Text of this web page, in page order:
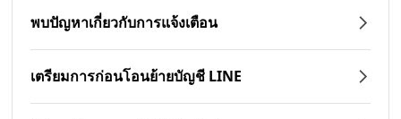
พบปัญหาเกี่ยวกับการแจ้งเตือน
เตรียมการก่อนโอนย้ายบัญชี LINE